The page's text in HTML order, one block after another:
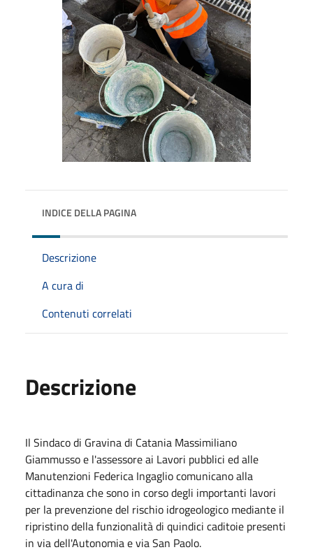
INDICE DELLA PAGINA
Descrizione
A cura di
Contenuti correlati
Descrizione
Il Sindaco di Gravina di Catania Massimiliano
Giammusso e l'assessore ai Lavori pubblici ed alle
Manutenzioni Federica Ingaglio comunicano alla
cittadinanza che sono in corso degli importanti lavori
per la prevenzione del rischio idrogeologico mediante il
ripristino della funzionalità di quindici caditoie presenti
in via dell'Autonomia e via San Paolo.